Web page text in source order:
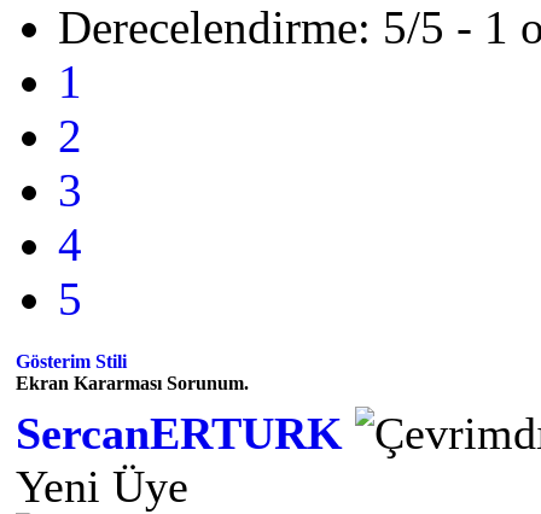
Derecelendirme: 5/5 - 1
1
2
3
4
5
Gösterim Stili
Ekran Kararması Sorunum.
SercanERTURK
Yeni Üye